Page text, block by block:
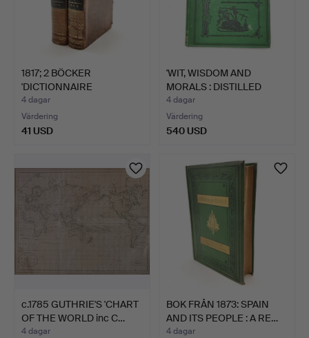
1817; 2 BÖCKER
'DICTIONNAIRE
UNIVERSEL DES…
4 dagar
Värdering
41 USD
'WIT, WISDOM AND
MORALS : DISTILLED
FROM B…
4 dagar
Värdering
540 USD
c.1785 GUTHRIE'S 'CHART
OF THE WORLD inc C…
4 dagar
BOK FRÅN 1873: SPAIN
AND ITS PEOPLE : A RE…
4 dagar